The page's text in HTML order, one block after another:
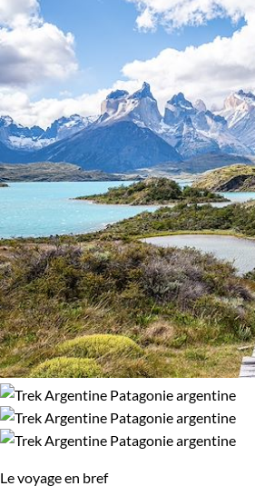
Le voyage en bref